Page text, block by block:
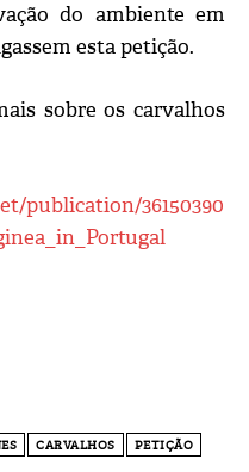
do ambiente em
esta petição.
sobre os carvalhos
publication/36150390
CARVALHOS PETIÇÃO